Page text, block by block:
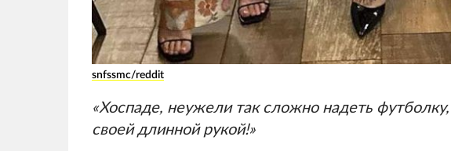
snfssmc/reddit
«Хоспаде, неужели так сложно надеть
своей длинной рукой!»